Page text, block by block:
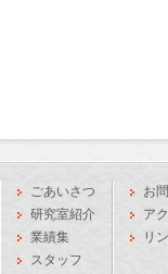
ごあいさつ
研究室紹介
業績集
スタッフ
お
ア
リ